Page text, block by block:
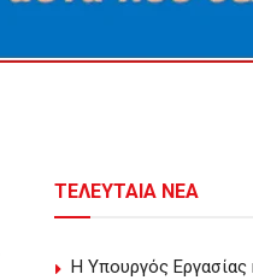
ΤΕΛΕΥΤΑΙΑ ΝΕΑ
Η Υπουργός Εργασίας